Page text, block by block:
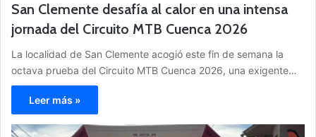
San Clemente desafía al calor en una intensa
jornada del Circuito MTB Cuenca 2026
La localidad de San Clemente acogió este fin de semana la
octava prueba del Circuito MTB Cuenca 2026, una exigente…
Leer más »